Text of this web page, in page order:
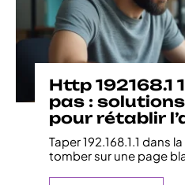
Http 192168.1
pas :
pour rétablir
Taper 192.168.1.1 dans
tomber sur une page